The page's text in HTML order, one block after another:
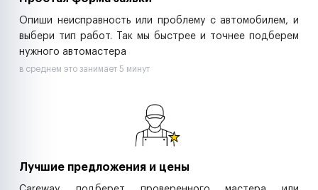
Опиши неисправность или проблему с автомобилем, и
выбери тип работ. Так мы быстрее и точнее подберем
нужного автомастера
в среднем это занимает 5 минут
Лучшие предложения и цены